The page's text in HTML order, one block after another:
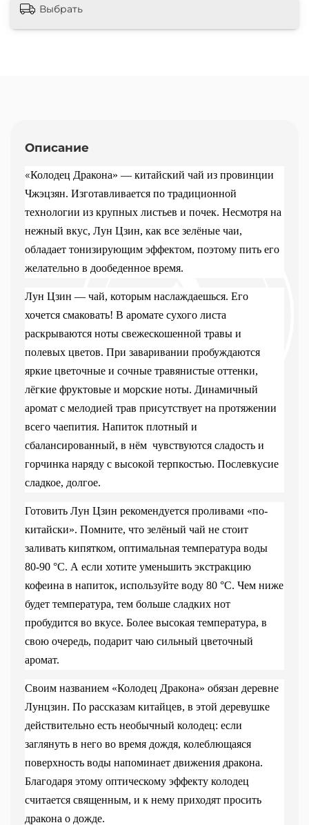
Выбрать
Описание
«Колодец Дракона» — китайский чай из провинции
Чжэцзян. Изготавливается по традиционной
технологии из крупных листьев и почек. Несмотря на
нежный вкус, Лун Цзин, как все зелёные чаи,
обладает тонизирующим эффектом, поэтому пить его
желательно в дообеденное время.
Лун Цзин — чай, которым наслаждаешься. Его
хочется смаковать! В аромате сухого листа
раскрываются ноты свежескошенной травы и
полевых цветов. При заваривании пробуждаются
яркие цветочные и сочные травянистые оттенки,
лёгкие фруктовые и морские ноты. Динамичный
аромат с мелодией трав присутствует на протяжении
всего чаепития. Напиток плотный и
сбалансированный, в нём чувствуются сладость и
горчинка наряду с высокой терпкостью. Послевкусие
сладкое, долгое.
Готовить Лун Цзин рекомендуется проливами «по-
китайски». Помните, что зелёный чай не стоит
заливать кипятком, оптимальная температура воды
80-90 °C. А если хотите уменьшить экстракцию
кофеина в напиток, используйте воду 80 °C. Чем ниже
будет температура, тем больше сладких нот
пробудится во вкусе. Более высокая температура, в
свою очередь, подарит чаю сильный цветочный
аромат.
Своим названием «Колодец Дракона» обязан деревне
Лунцзин. По рассказам китайцев, в этой деревушке
действительно есть необычный колодец: если
заглянуть в него во время дождя, колеблющаяся
поверхность воды напоминает движения дракона.
Благодаря этому оптическому эффекту колодец
считается священным, и к нему приходят просить
дракона о дожде.